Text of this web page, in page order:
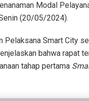
Modal
(20/05/2024).
Pelaksana Smart City
bahwa rapat
tahap pertama